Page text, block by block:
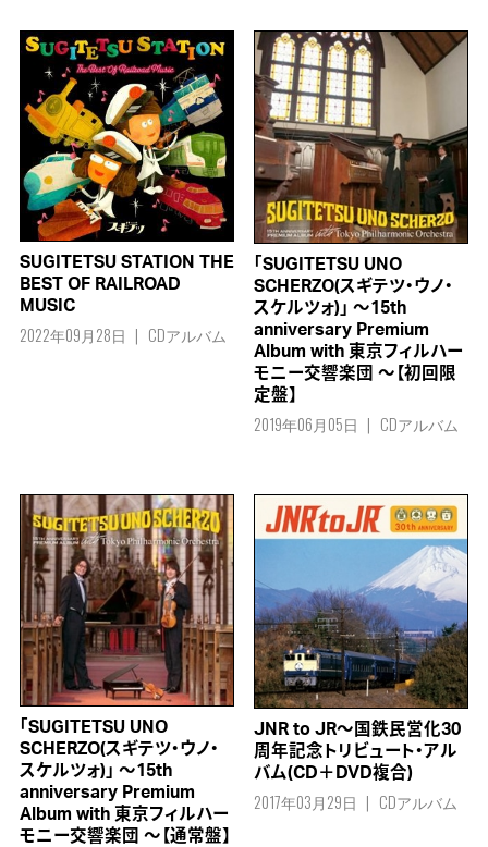
SUGITETSU STATION THE
BEST OF RAILROAD
MUSIC
2022年09月28日 CDアルバム
「SUGITETSU UNO
SCHERZO(スギテツ・ウノ・
スケルツォ)」 ～15th
anniversary Premium
Album with 東京フィルハー
モニー交響楽団 ～【初回限
定盤】
2019年06月05日 CDアルバム
「SUGITETSU UNO
SCHERZO(スギテツ・ウノ・
スケルツォ)」 ～15th
anniversary Premium
Album with 東京フィルハー
モニー交響楽団 ～【通常盤】
JNR to JR～国鉄民営化30
周年記念トリビュート・アル
バム(CD＋DVD複合)
2017年03月29日 CDアルバム